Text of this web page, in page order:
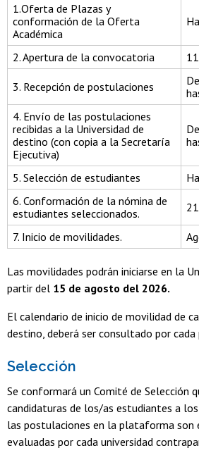
1.Oferta de Plazas y
conformación de la Oferta
Académica
2. Apertura de la convocatoria
3. Recepción de postulaciones
4. Envío de las postulaciones
recibidas a la Universidad de
destino (con copia a la Secretaría
Ejecutiva)
5. Selección de estudiantes
6. Conformación de la nómina de
estudiantes seleccionados.
7. Inicio de movilidades.
Las movilidades podrán iniciarse en la
partir del 15 de agosto del 2026.
El calendario de inicio de movilidad de
destino, deberá ser consultado por
Selección
Se conformará un Comité de Selección
candidaturas de los/as estudiantes a
las postulaciones en la plataforma son
evaluadas por cada universidad